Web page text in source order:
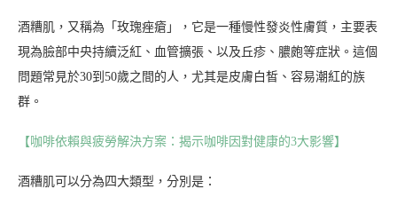
酒糟肌，又稱為「玫瑰痤瘡」，它是一種慢性發炎性膚質，主要表
現為臉部中央持續泛紅、血管擴張、以及丘疹、膿皰等症狀。這個
問題常見於30到50歲之間的人，尤其是皮膚白皙、容易潮紅的族
群。
【咖啡依賴與疲勞解決方案：揭示咖啡因對健康的3大影響】
酒糟肌可以分為四大類型，分別是：